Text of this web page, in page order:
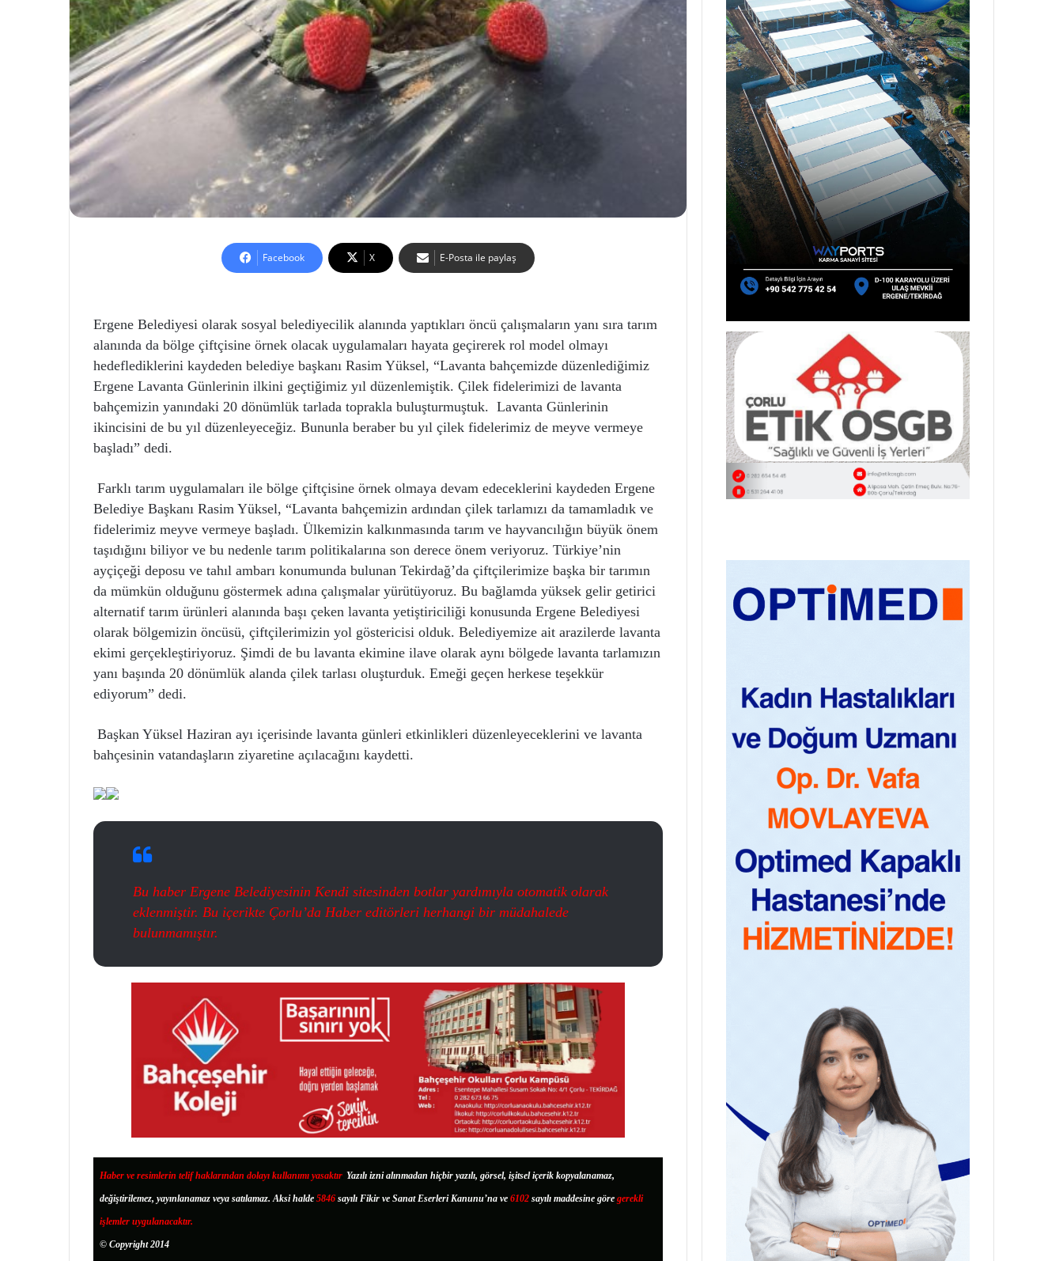
Facebook X E-Posta ile paylaş
Ergene Belediyesi olarak sosyal belediyecilik alanında yaptıkları öncü çalışmaların yanı sıra tarım
alanında da bölge çiftçisine örnek olacak uygulamaları hayata geçirerek rol model olmayı
hedeflediklerini kaydeden belediye başkanı Rasim Yüksel, “Lavanta bahçemizde düzenlediğimiz
Ergene Lavanta Günlerinin ilkini geçtiğimiz yıl düzenlemiştik. Çilek fidelerimizi de lavanta
bahçemizin yanındaki 20 dönümlük tarlada toprakla buluşturmuştuk. Lavanta Günlerinin
ikincisini de bu yıl düzenleyeceğiz. Bununla beraber bu yıl çilek fidelerimiz de meyve vermeye
başladı” dedi.
Farklı tarım uygulamaları ile bölge çiftçisine örnek olmaya devam edeceklerini kaydeden Ergene
Belediye Başkanı Rasim Yüksel, “Lavanta bahçemizin ardından çilek tarlamızı da tamamladık ve
fidelerimiz meyve vermeye başladı. Ülkemizin kalkınmasında tarım ve hayvancılığın büyük önem
taşıdığını biliyor ve bu nedenle tarım politikalarına son derece önem veriyoruz. Türkiye’nin
ayçiçeği deposu ve tahıl ambarı konumunda bulunan Tekirdağ’da çiftçilerimize başka bir tarımın
da mümkün olduğunu göstermek adına çalışmalar yürütüyoruz. Bu bağlamda yüksek gelir getirici
alternatif tarım ürünleri alanında başı çeken lavanta yetiştiriciliği konusunda Ergene Belediyesi
olarak bölgemizin öncüsü, çiftçilerimizin yol göstericisi olduk. Belediyemize ait arazilerde lavanta
ekimi gerçekleştiriyoruz. Şimdi de bu lavanta ekimine ilave olarak aynı bölgede lavanta tarlamızın
yanı başında 20 dönümlük alanda çilek tarlası oluşturduk. Emeği geçen herkese teşekkür
ediyorum” dedi.
Başkan Yüksel Haziran ayı içerisinde lavanta günleri etkinlikleri düzenleyeceklerini ve lavanta
bahçesinin vatandaşların ziyaretine açılacağını kaydetti.
Bu haber Ergene Belediyesinin Kendi sitesinden botlar yardımıyla otomatik olarak
eklenmiştir. Bu içerikte Çorlu’da Haber editörleri herhangi bir müdahalede
bulunmamıştır.
Haber ve resimlerin telif haklarından dolayı kullanımı yasaktır. Yazılı izni alınmadan hiçbir yazılı, görsel, işitsel içerik kopyalanamaz,
değiştirilemez, yayınlanamaz veya satılamaz. Aksi halde 5846 sayılı Fikir ve Sanat Eserleri Kanunu’na ve 6102 sayılı maddesine göre gerekli
işlemler uygulanacaktır.
© Copyright 2014